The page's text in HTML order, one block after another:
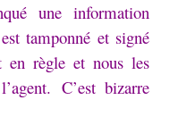
une information
tamponné et signé
en règle et nous les
C’est bizarre